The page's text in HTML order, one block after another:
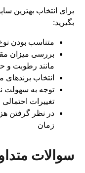
برای انتخاب بهترین
بگیرید:
متناسب بودن
بررسی میزان
مانند رطوبت و
انتخاب برندهای
توجه به سهولت
تغییرات احتمالی
در نظر گرفتن
زمان
سوالات